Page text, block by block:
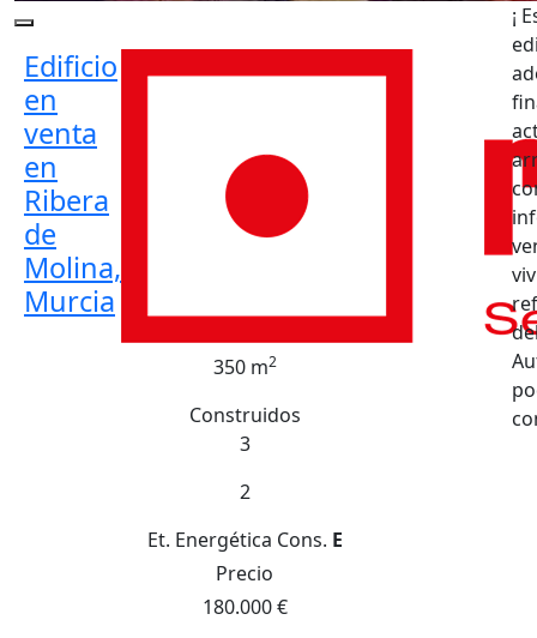
Edificio
en
venta
en
Ribera
de
Molina,
Murcia
350 m2
Construidos
3
2
Et. Energética Cons. E
Precio
180.000 €
¡